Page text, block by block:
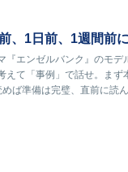
、1日前、1週間前
『エンゼルバンク』のモ
えて「事例」で話せ。ま
ば準備は完璧、直前に読